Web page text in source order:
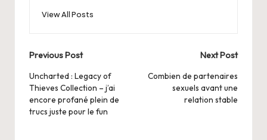
View All Posts
Post
navigation
Previous Post
Uncharted : Legacy of
Thieves Collection – j’ai
encore profané plein de
trucs juste pour le fun
Next Post
Combien de partenaires
sexuels avant une
relation stable